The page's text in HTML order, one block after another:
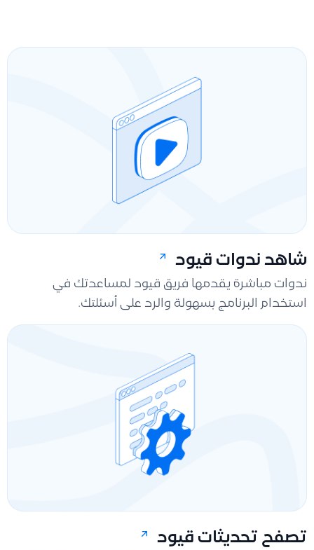
شاهد ندوات قيود
ندوات مباشرة يقدمها فريق قيود لمساعدتك في
استخدام البرنامج بسهولة والرد على أسئلتك.
تصفح تحديثات قيود